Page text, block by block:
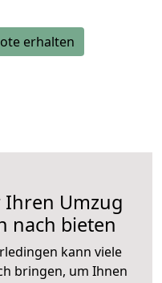
erhalten
Umzug
nach bieten
kann viele
bringen, um Ihnen